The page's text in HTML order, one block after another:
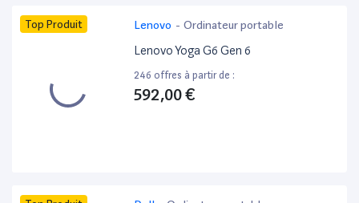
Top Produit Lenovo - Ordinateur portable
Lenovo Yoga G6 Gen 6
246 offres à partir de :
592,00 €